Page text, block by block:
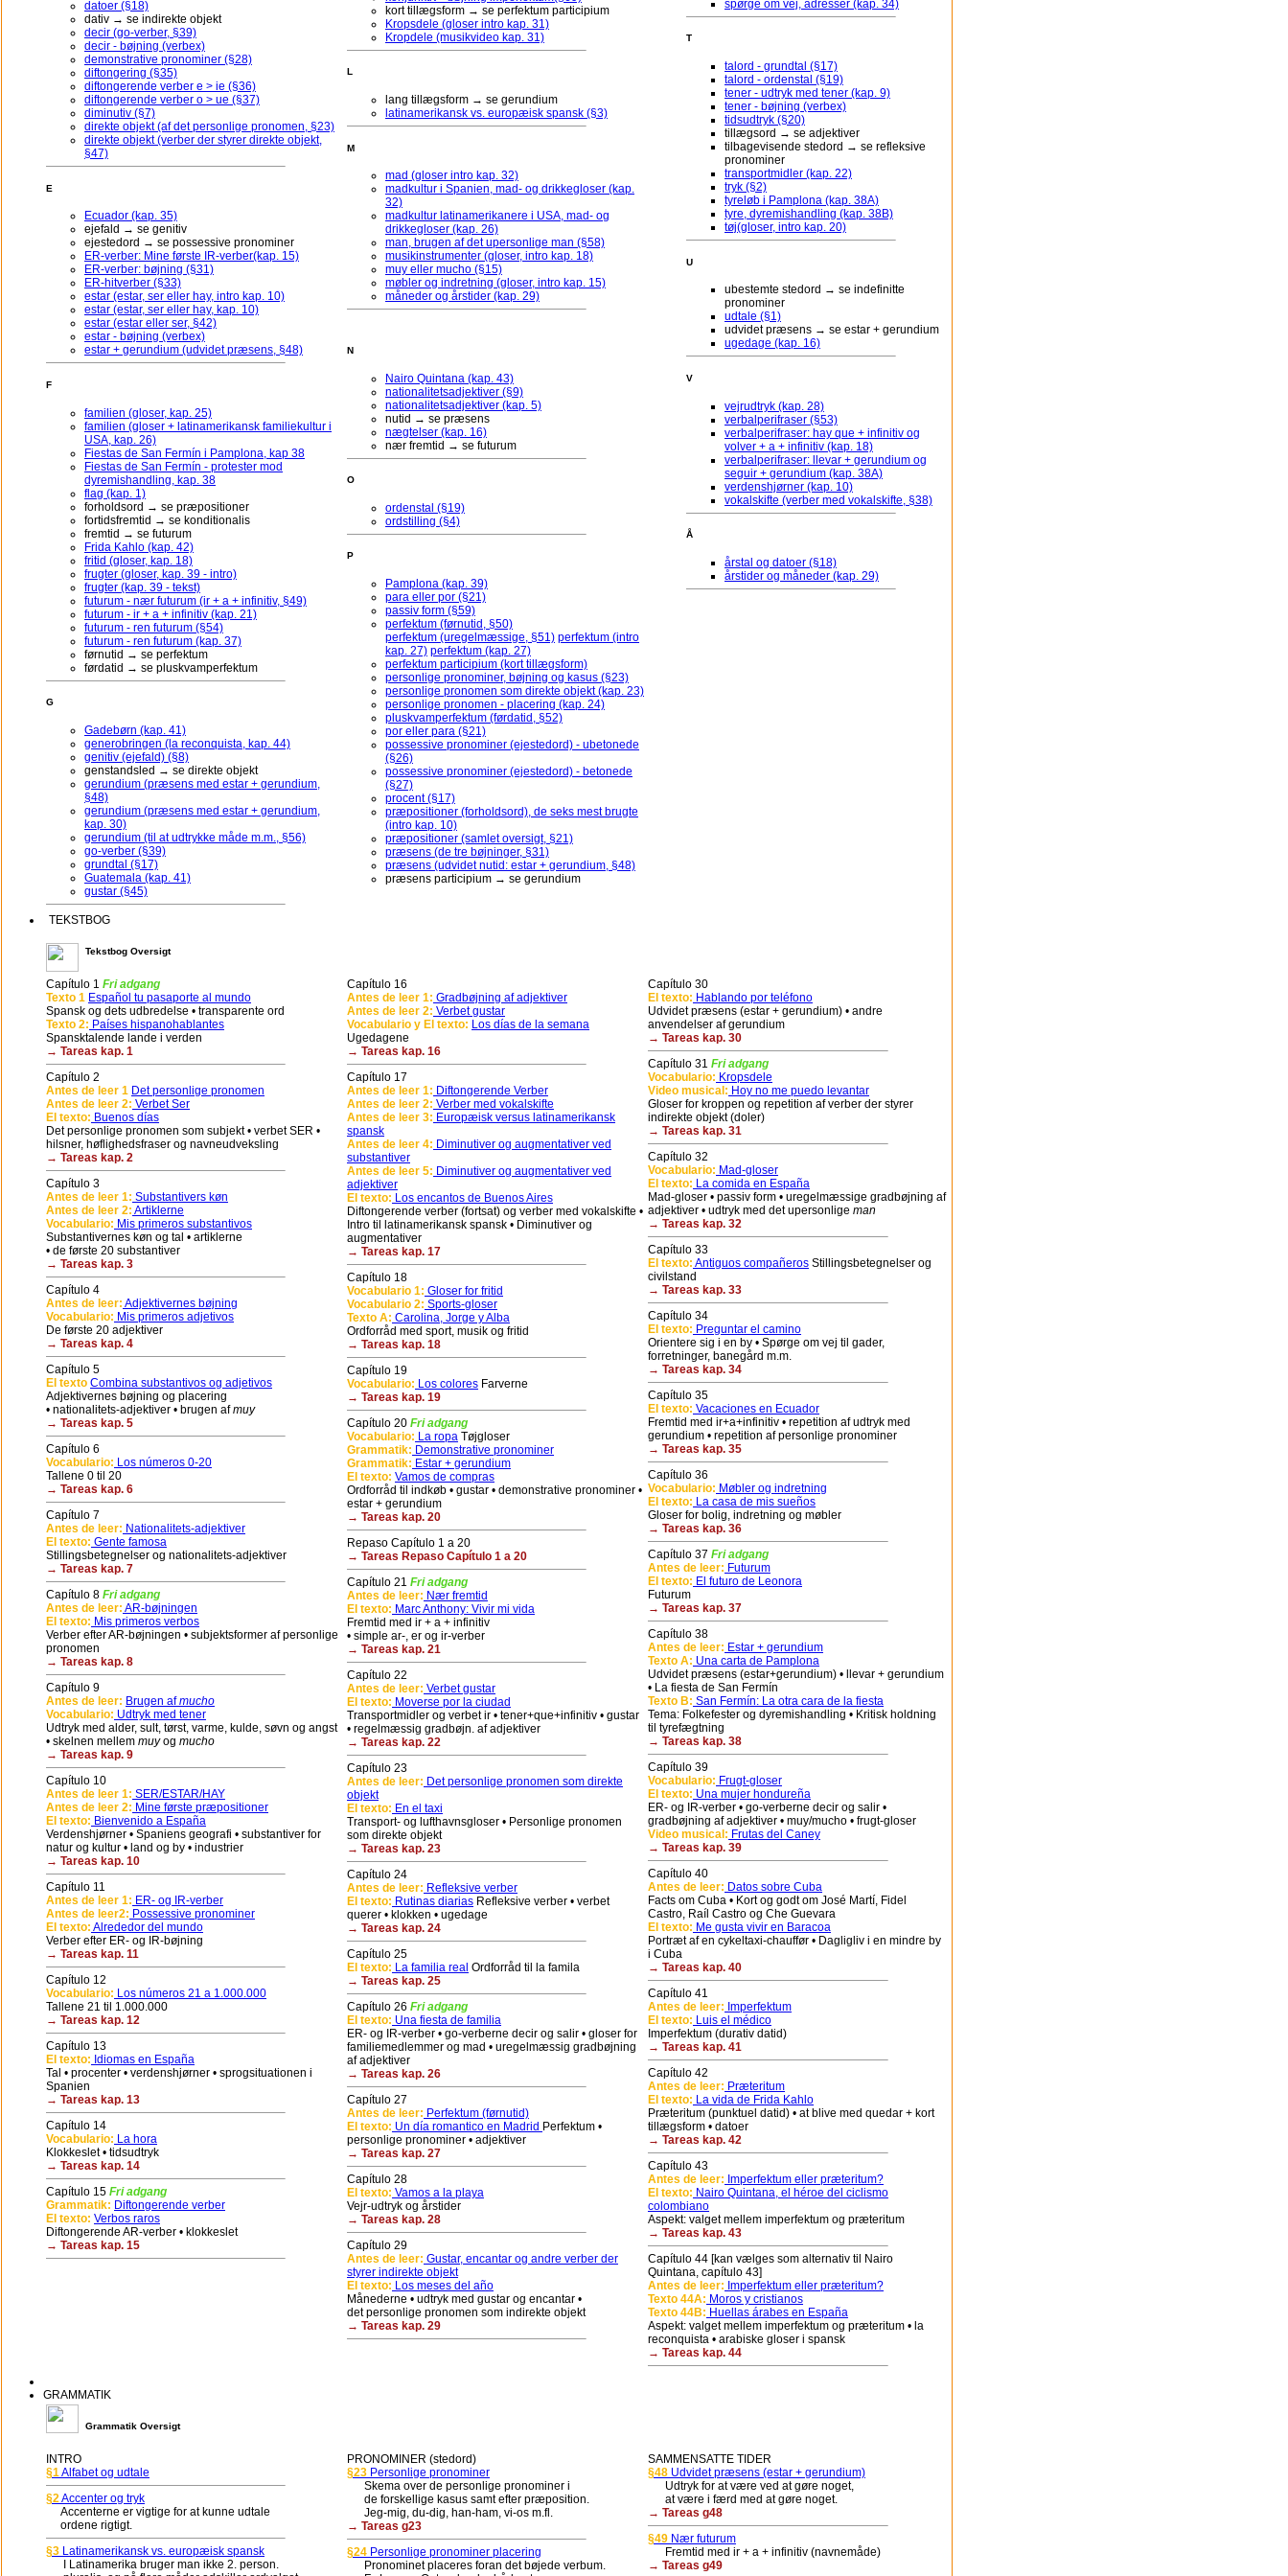
datoer (§18)
dativ → se indirekte objekt
decir (go-verber, §39)
decir - bøjning (verbex)
demonstrative pronominer (§28)
diftongering (§35)
diftongerende verber e > ie (§36)
diftongerende verber o > ue (§37)
diminutiv (§7)
direkte objekt (af det personlige pronomen, §23)
direkte objekt (verber der styrer direkte objekt,
§47)
E
Ecuador (kap. 35)
ejefald → se genitiv
ejestedord → se possessive pronominer
ER-verber: Mine første IR-verber(kap. 15)
ER-verber: bøjning (§31)
ER-hitverber (§33)
estar (estar, ser eller hay, intro kap. 10)
estar (estar, ser eller hay, kap. 10)
estar (estar eller ser, §42)
estar - bøjning (verbex)
estar + gerundium (udvidet præsens, §48)
F
familien (gloser, kap. 25)
familien (gloser + latinamerikansk familiekultur i
USA, kap. 26)
Fiestas de San Fermín i Pamplona, kap 38
Fiestas de San Fermín - protester mod
dyremishandling, kap. 38
flag (kap. 1)
forholdsord → se præpositioner
fortidsfremtid → se konditionalis
fremtid → se futurum
Frida Kahlo (kap. 42)
fritid (gloser, kap. 18)
frugter (gloser, kap. 39 - intro)
frugter (kap. 39 - tekst)
futurum - nær futurum (ir + a + infinitiv, §49)
futurum - ir + a + infinitiv (kap. 21)
futurum - ren futurum (§54)
futurum - ren futurum (kap. 37)
førnutid → se perfektum
førdatid → se pluskvamperfektum
G
Gadebørn (kap. 41)
generobringen (la reconquista, kap. 44)
genitiv (ejefald) (§8)
genstandsled → se direkte objekt
gerundium (præsens med estar + gerundium,
§48)
gerundium (præsens med estar + gerundium,
kap. 30)
gerundium (til at udtrykke måde m.m., §56)
go-verber (§39)
grundtal (§17)
Guatemala (kap. 41)
gustar (§45)
kort tillægsform → se perfektum participium
Kropsdele (gloser intro kap. 31)
Kropdele (musikvideo kap. 31)
L
lang tillægsform → se gerundium
latinamerikansk vs. europæisk spansk (§3)
M
mad (gloser intro kap. 32)
madkultur i Spanien, mad- og drikkegloser (kap.
32)
madkultur latinamerikanere i USA, mad- og
drikkegloser (kap. 26)
man, brugen af det upersonlige man (§58)
musikinstrumenter (gloser, intro kap. 18)
muy eller mucho (§15)
møbler og indretning (gloser, intro kap. 15)
måneder og årstider (kap. 29)
N
Nairo Quintana (kap. 43)
nationalitetsadjektiver (§9)
nationalitetsadjektiver (kap. 5)
nutid → se præsens
nægtelser (kap. 16)
nær fremtid → se futurum
O
ordenstal (§19)
ordstilling (§4)
P
Pamplona (kap. 39)
para eller por (§21)
passiv form (§59)
perfektum (førnutid, §50)
perfektum (uregelmæssige, §51) perfektum (intro
kap. 27) perfektum (kap. 27)
perfektum participium (kort tillægsform)
personlige pronominer, bøjning og kasus (§23)
personlige pronomen som direkte objekt (kap. 23)
personlige pronomen - placering (kap. 24)
pluskvamperfektum (førdatid, §52)
por eller para (§21)
possessive pronominer (ejestedord) - ubetonede
(§26)
possessive pronominer (ejestedord) - betonede
(§27)
procent (§17)
præpositioner (forholdsord), de seks mest brugte
(intro kap. 10)
præpositioner (samlet oversigt, §21)
præsens (de tre bøjninger, §31)
præsens (udvidet nutid: estar + gerundium, §48)
præsens participium → se gerundium
spørge om vej, adresser (kap. 34)
T
talord - grundtal (§17)
talord - ordenstal (§19)
tener - udtryk med tener (kap. 9)
tener - bøjning (verbex)
tidsudtryk (§20)
tillægsord → se adjektiver
tilbagevisende stedord → se refleksive
pronominer
transportmidler (kap. 22)
tryk (§2)
tyreløb i Pamplona (kap. 38A)
tyre, dyremishandling (kap. 38B)
tøj(gloser, intro kap. 20)
U
ubestemte stedord → se indefinitte
pronominer
udtale (§1)
udvidet præsens → se estar + gerundium
ugedage (kap. 16)
V
vejrudtryk (kap. 28)
verbalperifraser (§53)
verbalperifraser: hay que + infinitiv og
volver + a + infinitiv (kap. 18)
verbalperifraser: llevar + gerundium og
seguir + gerundium (kap. 38A)
verdenshjørner (kap. 10)
vokalskifte (verber med vokalskifte, §38)
Å
årstal og datoer (§18)
årstider og måneder (kap. 29)
TEKSTBOG
Tekstbog Oversigt
Capítulo 1 Fri adgang
Texto 1 Español tu pasaporte al mundo
Spansk og dets udbredelse • transparente ord
Texto 2: Países hispanohablantes
Spansktalende lande i verden
→ Tareas kap. 1
Capítulo 2
Antes de leer 1 Det personlige pronomen
Antes de leer 2: Verbet Ser
El texto: Buenos días
Det personlige pronomen som subjekt • verbet SER •
hilsner, høflighedsfraser og navneudveksling
→ Tareas kap. 2
Capítulo 3
Antes de leer 1: Substantivers køn
Antes de leer 2: Artiklerne
Vocabulario: Mis primeros substantivos
Substantivernes køn og tal • artiklerne
• de første 20 substantiver
→ Tareas kap. 3
Capítulo 4
Antes de leer: Adjektivernes bøjning
Vocabulario: Mis primeros adjetivos
De første 20 adjektiver
→ Tareas kap. 4
Capítulo 5
El texto Combina substantivos og adjetivos
Adjektivernes bøjning og placering
• nationalitets-adjektiver • brugen afmuy
→ Tareas kap. 5
Capítulo 6
Vocabulario: Los números 0-20
Tallene 0 til 20
→ Tareas kap. 6
Capítulo 7
Antes de leer: Nationalitets-adjektiver
El texto: Gente famosa
Stillingsbetegnelser og nationalitets-adjektiver
→ Tareas kap. 7
Capítulo 8 Fri adgang
Antes de leer: AR-bøjningen
El texto: Mis primeros verbos
Verber efter AR-bøjningen • subjektsformer af personlige
pronomen
→ Tareas kap. 8
Capítulo 9
Antes de leer: Brugen afmucho
Vocabulario: Udtryk med tener
Udtryk med alder, sult, tørst, varme, kulde, søvn og angst
• skelnen mellem muyog mucho
→ Tareas kap. 9
Capítulo 10
Antes de leer 1: SER/ESTAR/HAY
Antes de leer 2: Mine første præpositioner
El texto: Bienvenido a España
Verdenshjørner • Spaniens geografi • substantiver for
natur og kultur • land og by • industrier
→ Tareas kap. 10
Capítulo 11
Antes de leer 1: ER- og IR-verber
Antes de leer2: Possessive pronominer
El texto: Alrededor del mundo
Verber efter ER- og IR-bøjning
→ Tareas kap. 11
Capítulo 12
Vocabulario: Los números 21 a 1.000.000
Tallene 21 til 1.000.000
→ Tareas kap. 12
Capítulo 13
El texto: Idiomas en España
Tal • procenter • verdenshjørner • sprogsituationen i
Spanien
→ Tareas kap. 13
Capítulo 14
Vocabulario: La hora
Klokkeslet • tidsudtryk
→ Tareas kap. 14
Capítulo 15 Fri adgang
Grammatik: Diftongerende verber
El texto: Verbos raros
Diftongerende AR-verber • klokkeslet
→ Tareas kap. 15
Capítulo 16
Antes de leer 1: Gradbøjning af adjektiver
Antes de leer 2: Verbet gustar
Vocabulario y El texto: Los días de la semana
Ugedagene
→ Tareas kap. 16
Capítulo 17
Antes de leer 1: Diftongerende Verber
Antes de leer 2: Verber med vokalskifte
Antes de leer 3: Europæisk versus latinamerikansk
spansk
Antes de leer 4: Diminutiver og augmentativer ved
substantiver
Antes de leer 5: Diminutiver og augmentativer ved
adjektiver
El texto: Los encantos de Buenos Aires
Diftongerende verber (fortsat) og verber med vokalskifte •
Intro til latinamerikansk spansk • Diminutiver og
augmentativer
→ Tareas kap. 17
Capítulo 18
Vocabulario 1: Gloser for fritid
Vocabulario 2: Sports-gloser
Texto A: Carolina, Jorge y Alba
Ordforråd med sport, musik og fritid
→ Tareas kap. 18
Capítulo 19
Vocabulario: Los colores Farverne
→ Tareas kap. 19
Capítulo 20 Fri adgang
Vocabulario: La ropa Tøjgloser
Grammatik: Demonstrative pronominer
Grammatik: Estar + gerundium
El texto: Vamos de compras
Ordforråd til indkøb • gustar • demonstrative pronominer •
estar + gerundium
→ Tareas kap. 20
Repaso Capítulo 1 a 20
→ Tareas Repaso Capítulo 1 a 20
Capítulo 21 Fri adgang
Antes de leer: Nær fremtid
El texto: Marc Anthony: Vivir mi vida
Fremtid med ir + a + infinitiv
• simple ar-, er og ir-verber
→ Tareas kap. 21
Capítulo 22
Antes de leer: Verbet gustar
El texto: Moverse por la ciudad
Transportmidler og verbet ir • tener+que+infinitiv • gustar
• regelmæssig gradbøjn. af adjektiver
→ Tareas kap. 22
Capítulo 23
Antes de leer: Det personlige pronomen som direkte
objekt
El texto: En el taxi
Transport- og lufthavnsgloser • Personlige pronomen
som direkte objekt
→ Tareas kap. 23
Capítulo 24
Antes de leer: Refleksive verber
El texto: Rutinas diarias Refleksive verber • verbet
querer • klokken • ugedage
→ Tareas kap. 24
Capítulo 25
El texto: La familia real Ordforråd til la famila
→ Tareas kap. 25
Capítulo 26 Fri adgang
El texto: Una fiesta de familia
ER- og IR-verber • go-verberne decir og salir • gloser for
familiemedlemmer og mad • uregelmæssig gradbøjning
af adjektiver
→ Tareas kap. 26
Capítulo 27
Antes de leer: Perfektum (førnutid)
El texto: Un día romantico en Madrid Perfektum •
personlige pronominer • adjektiver
→ Tareas kap. 27
Capítulo 28
El texto: Vamos a la playa
Vejr-udtryk og årstider
→ Tareas kap. 28
Capítulo 29
Antes de leer: Gustar, encantar og andre verber der
styrer indirekte objekt
El texto: Los meses del año
Månederne • udtryk med gustar og encantar •
det personlige pronomen som indirekte objekt
→ Tareas kap. 29
Capítulo 30
El texto: Hablando por teléfono
Udvidet præsens (estar + gerundium) • andre
anvendelser af gerundium
→ Tareas kap. 30
Capítulo 31 Fri adgang
Vocabulario: Kropsdele
Video musical: Hoy no me puedo levantar
Gloser for kroppen og repetition af verber der styrer
indirekte objekt (doler)
→ Tareas kap. 31
Capítulo 32
Vocabulario: Mad-gloser
El texto: La comida en España
Mad-gloser • passiv form • uregelmæssige gradbøjning af
adjektiver • udtryk med det upersonlige man
→ Tareas kap. 32
Capítulo 33
El texto: Antiguos compañeros Stillingsbetegnelser og
civilstand
→ Tareas kap. 33
Capítulo 34
El texto: Preguntar el camino
Orientere sig i en by • Spørge om vej til gader,
forretninger, banegård m.m.
→ Tareas kap. 34
Capítulo 35
El texto: Vacaciones en Ecuador
Fremtid med ir+a+infinitiv • repetition af udtryk med
gerundium • repetition af personlige pronominer
→ Tareas kap. 35
Capítulo 36
Vocabulario: Møbler og indretning
El texto: La casa de mis sueños
Gloser for bolig, indretning og møbler
→ Tareas kap. 36
Capítulo 37 Fri adgang
Antes de leer: Futurum
El texto: El futuro de Leonora
Futurum
→ Tareas kap. 37
Capítulo 38
Antes de leer: Estar + gerundium
Texto A: Una carta de Pamplona
Udvidet præsens (estar+gerundium) • llevar + gerundium
• La fiesta de San Fermín
Texto B: San Fermín: La otra cara de la fiesta
Tema: Folkefester og dyremishandling • Kritisk holdning
til tyrefægtning
→ Tareas kap. 38
Capítulo 39
Vocabulario: Frugt-gloser
El texto: Una mujer hondureña
ER- og IR-verber • go-verberne decir og salir •
gradbøjning af adjektiver • muy/mucho • frugt-gloser
Video musical: Frutas del Caney
→ Tareas kap. 39
Capítulo 40
Antes de leer: Datos sobre Cuba
Facts om Cuba • Kort og godt om José Martí, Fidel
Castro, Raíl Castro og Che Guevara
El texto: Me gusta vivir en Baracoa
Portræt af en cykeltaxi-chauffør • Dagligliv i en mindre by
i Cuba
→ Tareas kap. 40
Capítulo 41
Antes de leer: Imperfektum
El texto: Luis el médico
Imperfektum (durativ datid)
→ Tareas kap. 41
Capítulo 42
Antes de leer: Præteritum
El texto: La vida de Frida Kahlo
Præteritum (punktuel datid) • at blive med quedar + kort
tillægsform • datoer
→ Tareas kap. 42
Capítulo 43
Antes de leer: Imperfektum eller præteritum?
El texto: Nairo Quintana, el héroe del ciclismo
colombiano
Aspekt: valget mellem imperfektum og præteritum
→ Tareas kap. 43
Capítulo 44 [kan vælges som alternativ til Nairo
Quintana, capítulo 43]
Antes de leer: Imperfektum eller præteritum?
Texto 44A: Moros y cristianos
Texto 44B: Huellas árabes en España
Aspekt: valget mellem imperfektum og præteritum • la
reconquista • arabiske gloser i spansk
→ Tareas kap. 44
GRAMMATIK
Grammatik Oversigt
INTRO
§1Alfabet og udtale
§2Accenter og tryk
Accenterne er vigtige for at kunne udtale
ordene rigtigt.
§3 Latinamerikansk vs. europæisk spansk
I Latinamerika bruger man ikke 2. person.
PRONOMINER (stedord)
§23 Personlige pronominer
Skema over de personlige pronominer i
de forskellige kasus samt efter præposition.
Jeg-mig, du-dig, han-ham, vi-os m.fl.
→ Tareas g23
§24 Personlige pronominer placering
Pronominet placeres foran det bøjede verbum.
SAMMENSATTE TIDER
§48 Udvidet præsens (estar + gerundium)
Udtryk for at være ved at gøre noget,
at være i færd med at gøre noget.
→ Tareas g48
§49 Nær futurum
Fremtid med ir + a + infinitiv (navnemåde)
→ Tareas g49